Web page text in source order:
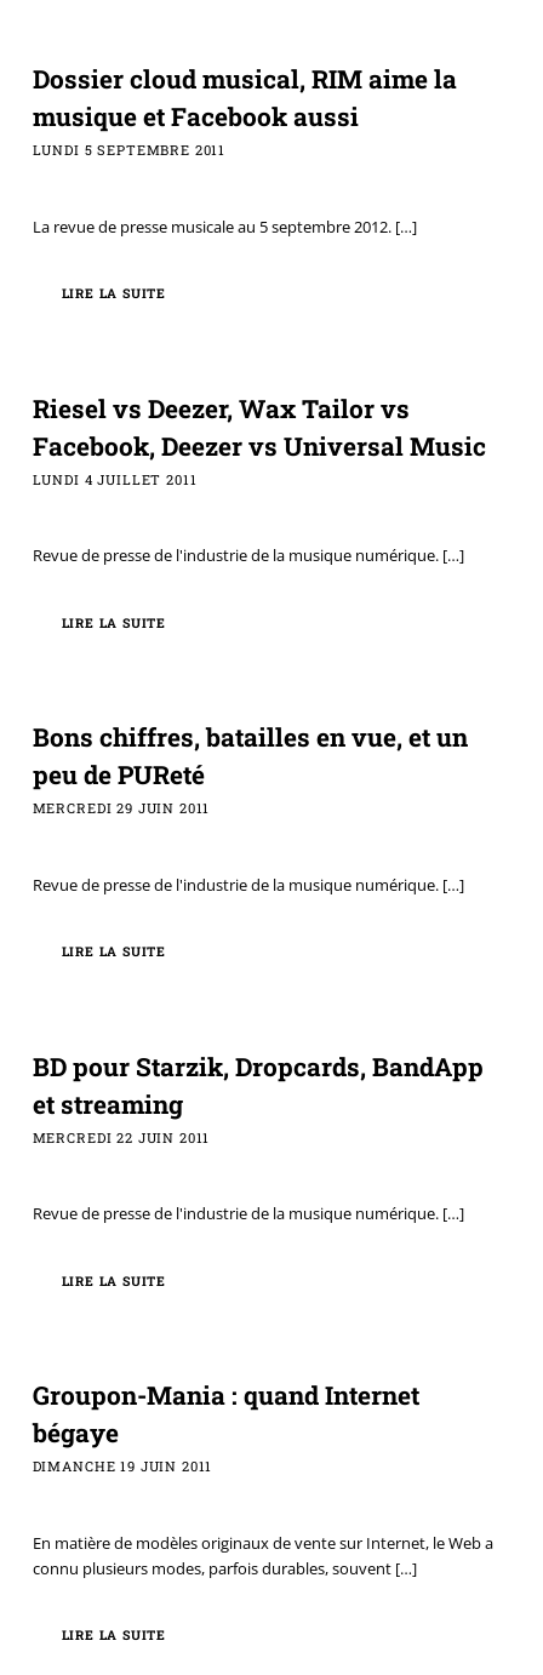
Dossier cloud musical, RIM aime la
musique et Facebook aussi
LUNDI 5 SEPTEMBRE 2011
La revue de presse musicale au 5 septembre 2012.[…]
LIRE LA SUITE
Riesel vs Deezer, Wax Tailor vs
Facebook, Deezer vs Universal Music
LUNDI 4 JUILLET 2011
Revue de presse de l'industrie de la musique numérique.[…]
LIRE LA SUITE
Bons chiffres, batailles en vue, et un
peu de PUReté
MERCREDI 29 JUIN 2011
Revue de presse de l'industrie de la musique numérique.[…]
LIRE LA SUITE
BD pour Starzik, Dropcards, BandApp
et streaming
MERCREDI 22 JUIN 2011
Revue de presse de l'industrie de la musique numérique.[…]
LIRE LA SUITE
Groupon-Mania : quand Internet
bégaye
DIMANCHE 19 JUIN 2011
En matière de modèles originaux de vente sur Internet, le Web a
connu plusieurs modes, parfois durables, souvent[…]
LIRE LA SUITE